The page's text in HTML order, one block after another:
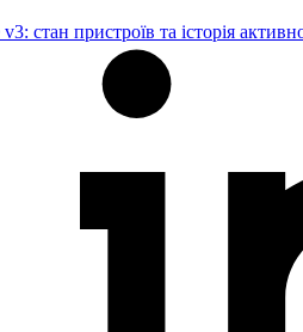
стан пристроїв та історія